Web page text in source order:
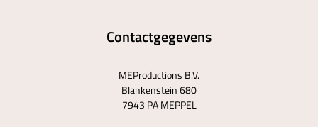
Contactgegevens
MEProductions B.V.
Blankenstein 680
7943 PA MEPPEL